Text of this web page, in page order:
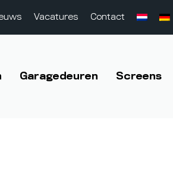
Vacatures Contact
Garagedeuren Screens